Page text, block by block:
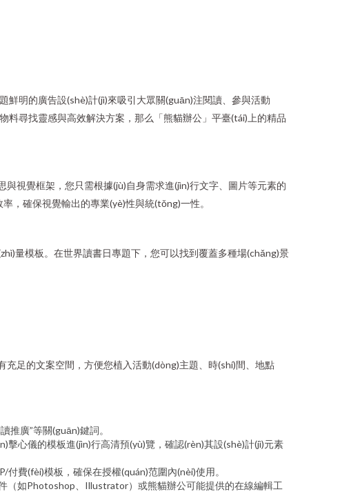
明的廣告設(shè)計(jì)來吸引大眾關(guān)注閱讀、參與活動
料尋找靈感與高效解決方案，那么「熊貓辦公」平臺(tái)上的精品
視覺框架，您只需根據(jù)自身需求進(jìn)行文字、圖片等元素的
，確保視覺輸出的專業(yè)性與統(tǒng)一性。
量模板。在世界讀書日專題下，您可以找到覆蓋多種場(chǎng)景
足的文案空間，方便您植入活動(dòng)主題、時(shí)間、地點
推廣”等關(guān)鍵詞。
擊心儀的模板進(jìn)行高清預(yù)覽，確認(rèn)其設(shè)計(jì)元素
費(fèi)模板，確保在授權(quán)范圍內(nèi)使用。
（如Photoshop、Illustrator）或熊貓辦公可能提供的在線編輯工